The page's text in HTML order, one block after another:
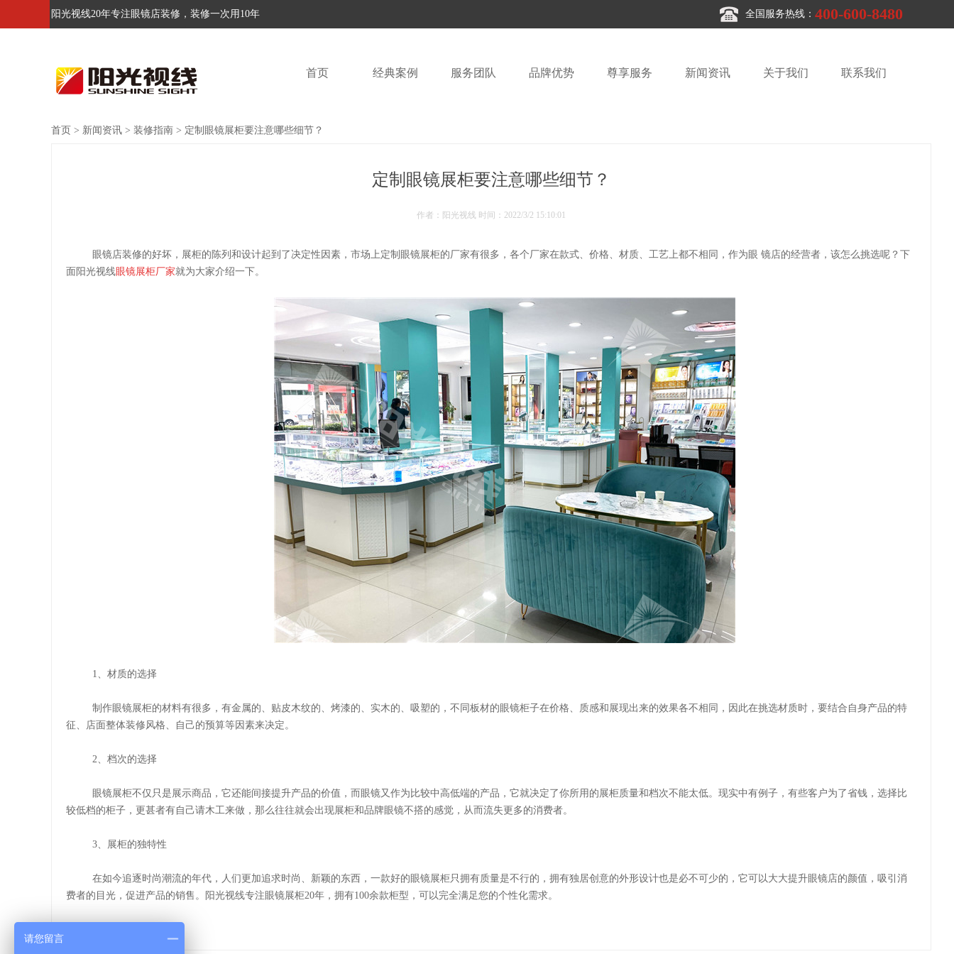
阳光视线20年专注眼镜店装修，装修一次用10年 全国服务热线： 400-600-8480
首页 经典案例 服务团队 品牌优势 尊享服务 新闻资讯 关于我们 联系我们
首页 > 新闻资讯 > 装修指南 > 定制眼镜展柜要注意哪些细节？
定制眼镜展柜要注意哪些细节？
作者：阳光视线 时间： 2022/3/2 15:10:01
眼镜店装修的好坏，展柜的陈列和设计起到了决定性因素，市场上定制眼镜展柜的厂家有很多，各个厂家在款式、价格、材质、工艺上都不相同，作为眼 镜店的经营者，该怎么挑选呢？下
面阳光视线眼镜展柜厂家就为大家介绍一下。
1、材质的选择
制作眼镜展柜的材料有很多，有金属的、贴皮木纹的、烤漆的、实木的、吸塑的，不同板材的眼镜柜子在价格、质感和展现出来的效果各不相同，因此在挑选材质时，要结合自身产品的特
征、店面整体装修风格、自己的预算等因素来决定。
2、档次的选择
眼镜展柜不仅只是展示商品，它还能间接提升产品的价值，而眼镜又作为比较中高低端的产品，它就决定了你所用的展柜质量和档次不能太低。现实中有例子，有些客户为了省钱，选择比
较低档的柜子，更甚者有自己请木工来做，那么往往就会出现展柜和品牌眼镜不搭的感觉，从而流失更多的消费者。
3、展柜的独特性
在如今追逐时尚潮流的年代，人们更加追求时尚、新颖的东西，一款好的眼镜展柜只拥有质量是不行的，拥有独居创意的外形设计也是必不可少的，它可以大大提升眼镜店的颜值，吸引消
费者的目光，促进产品的销售。阳光视线专注眼镜展柜20年，拥有100余款柜型，可以完全满足您的个性化需求。
请您留言